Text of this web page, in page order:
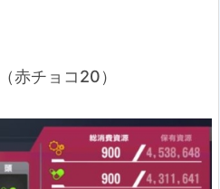
赤チョコ20）